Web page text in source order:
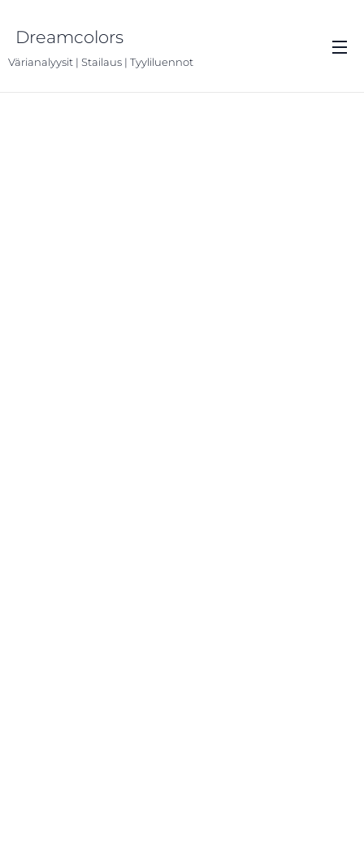
Dreamcolors
Värianalyysit | Stailaus | Tyyliluennot